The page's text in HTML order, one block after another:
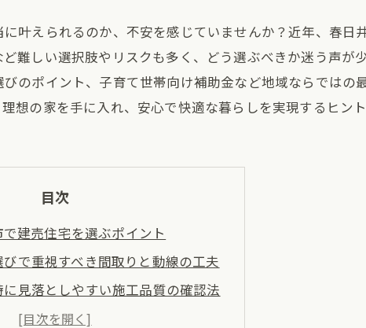
叶えられるのか、不安を感じていませんか？近年、春日
難しい選択肢やリスクも多く、どう選ぶべきか迷う声が
のポイント、子育て世帯向け補助金など地域ならではの
の家を手に入れ、安心で快適な暮らしを実現するヒント
目次
建売住宅を選ぶポイント
で重視すべき間取りと動線の工夫
見落としやすい施工品質の確認法
注文住宅の費用対効果を徹底比較